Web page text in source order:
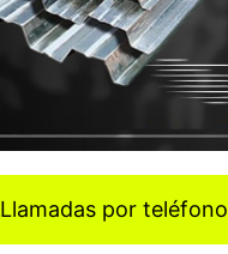
Llamadas por teléfono